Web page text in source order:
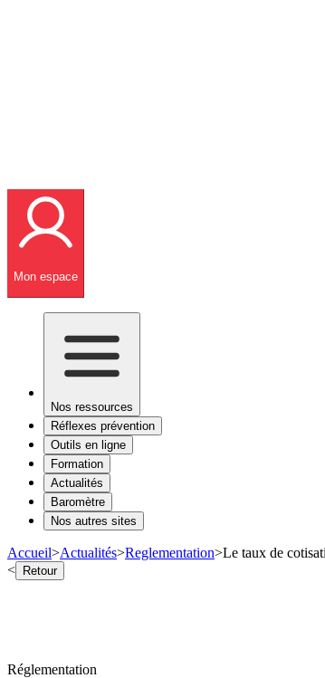
Mon espace
Nos ressources
Réflexes prévention
Outils en ligne
Formation
Actualités
Baromètre
Nos autres sites
Accueil>Actualités>Reglementation>Le taux de
< Retour
Réglementation